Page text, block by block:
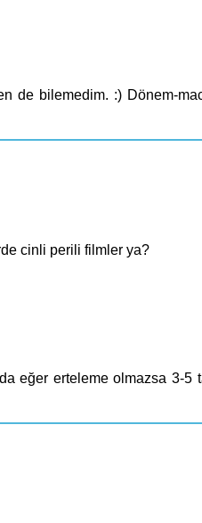
de bilemedim. :) Dönem-
cinli perili filmler ya?
eğer erteleme olmazsa 3-5